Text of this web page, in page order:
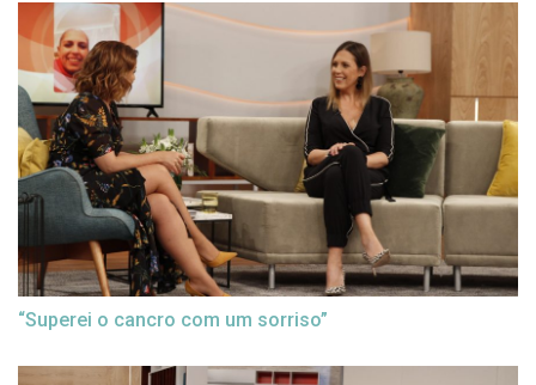
“Superei o cancro com um sorriso”